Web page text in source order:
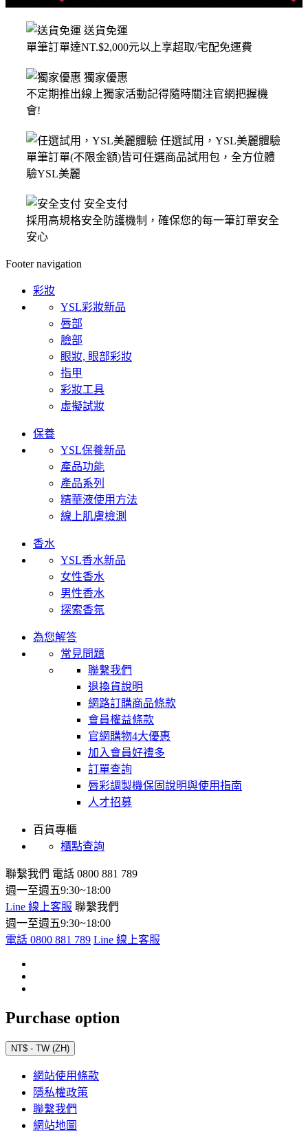
送貨免運
單筆訂單達NT.$2,000元以上享超取/宅配免運費
獨家優惠
不定期推出線上獨家活動記得隨時關注官網把握機
會!
任選試用，YSL美麗體驗
單筆訂單(不限金額)皆可任選商品試用包，全方位體
驗YSL美麗
安全支付
採用高規格安全防護機制，確保您的每一筆訂單安全
安心
Footer navigation
彩妝
YSL彩妝新品
唇部
臉部
眼妝, 眼部彩妝
指甲
彩妝工具
虛擬試妝
保養
YSL保養新品
產品功能
產品系列
精華液使用方法
線上肌膚檢測
香水
YSL香水新品
女性香水
男性香水
探索香氛
為您解答
常見問題
聯繫我們
退換貨說明
網路訂購商品條款
會員權益條款
官網購物4大優惠
加入會員好禮多
訂單查詢
唇彩調製機保固說明與使用指南
人才招募
百貨專櫃
櫃點查詢
聯繫我們 電話 0800 881 789
週一至週五9:30~18:00
Line 線上客服 聯繫我們
週一至週五9:30~18:00
電話 0800 881 789 Line 線上客服
Purchase option
NT$ - TW (ZH)
網站使用條款
隱私權政策
聯繫我們
網站地圖